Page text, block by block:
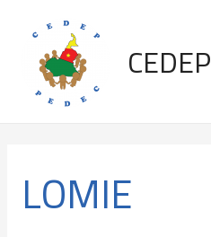
content
CEDEP
LOMIE
for: